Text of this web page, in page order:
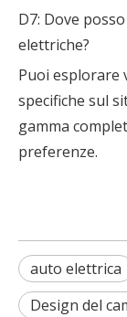
D7: Dove
elettriche?
Puoi esplorare
specifiche sul
gamma
preferenze.
auto elettrica
Design del